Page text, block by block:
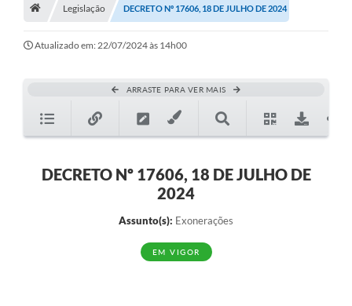
A História
Galeria de Fotos
Legislação DECRETO Nº 17606, 18 DE JULHO DE 2024
Atualizado em: 22/07/2024 às 14h00
ARRASTE PARA VER MAIS
DECRETO Nº 17606, 18 DE JULHO DE
2024
Assunto(s): Exonerações
EM VIGOR